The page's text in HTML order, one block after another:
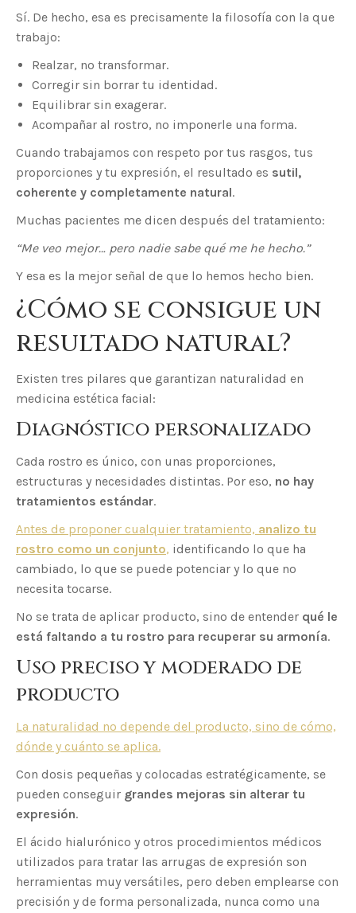
Sí. De hecho, esa es precisamente la filosofía con la que
trabajo:
Realzar, no transformar.
Corregir sin borrar tu identidad.
Equilibrar sin exagerar.
Acompañar al rostro, no imponerle una forma.
Cuando trabajamos con respeto por tus rasgos, tus
proporciones y tu expresión, el resultado es sutil,
coherente y completamente natural.
Muchas pacientes me dicen después del tratamiento:
“Me veo mejor… pero nadie sabe qué me he hecho.”
Y esa es la mejor señal de que lo hemos hecho bien.
¿Cómo se consigue un
resultado natural?
Existen tres pilares que garantizan naturalidad en
medicina estética facial:
Diagnóstico personalizado
Cada rostro es único, con unas proporciones,
estructuras y necesidades distintas. Por eso, no hay
tratamientos estándar.
Antes de proponer cualquier tratamiento, analizo tu
rostro como un conjunto, identificando lo que ha
cambiado, lo que se puede potenciar y lo que no
necesita tocarse.
No se trata de aplicar producto, sino de entender qué le
está faltando a tu rostro para recuperar su armonía.
Uso preciso y moderado de
producto
La naturalidad no depende del producto, sino de cómo,
dónde y cuánto se aplica.
Con dosis pequeñas y colocadas estratégicamente, se
pueden conseguir grandes mejoras sin alterar tu
expresión.
El ácido hialurónico y otros procedimientos médicos
utilizados para tratar las arrugas de expresión son
herramientas muy versátiles, pero deben emplearse con
precisión y de forma personalizada, nunca como una